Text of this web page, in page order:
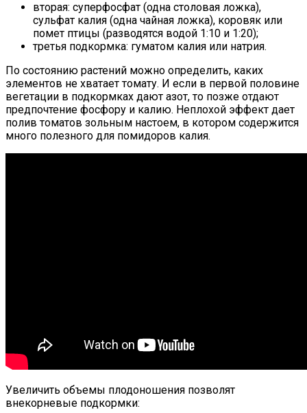
вторая: суперфосфат (одна столовая ложка),
сульфат калия (одна чайная ложка), коровяк или
помет птицы (разводятся водой 1:10 и 1:20);
третья подкормка: гуматом калия или натрия.
По состоянию растений можно определить, каких
элементов не хватает томату. И если в первой половине
вегетации в подкормках дают азот, то позже отдают
предпочтение фосфору и калию. Неплохой эффект дает
полив томатов зольным настоем, в котором содержится
много полезного для помидоров калия.
Увеличить объемы плодоношения позволят
внекорневые подкормки: